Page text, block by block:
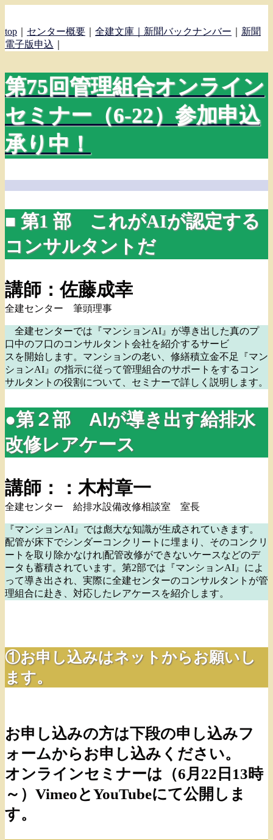
top センター概要 全建文庫｜ 新聞バックナンバー
新聞
電子版申込
第75回管理組合オンライン
セミナー（6-22）参加申込
承り中！
■ 第1 部 これがAIが認定する
コンサルタントだ
講師：佐藤成幸
全建センター 筆頭理事
全建センターでは『マンションAI』が導き出した真のプ
口中のフ口のコンサルタント会社を紹介するサービ
スを開始します。マンションの老い、修繕積立金不足『マン
ションAI』の指示に従って管理組合のサポートをするコン
サルタントの役割について、セミナーで詳しく説明します。
●第２部 Alが導き出す給排水
改修レアケース
講師：：木村章一
全建センター 給排水設備改修相談室 室長
『マンションAI』では彪大な知識が生成されていきます。
配管が床下でシンダーコンクリートに埋まり、そのコンクリ
ートを取り除かなけれ|配管改修ができないケースなどのデ
ータも蓄積されています。第2部では『マンションAI』によ
って導き出され、実際に全建センターのコンサルタントが管
理組合に赴き、対応したレアケースを紹介します。
①お申し込みはネットからお願いし
ます。
お申し込みの方は下段の申し込みフ
ォームからお申し込みください。
オンラインセミナーは（6月22 日13時
～）VimeoとYouTubeにて公開しま
す。